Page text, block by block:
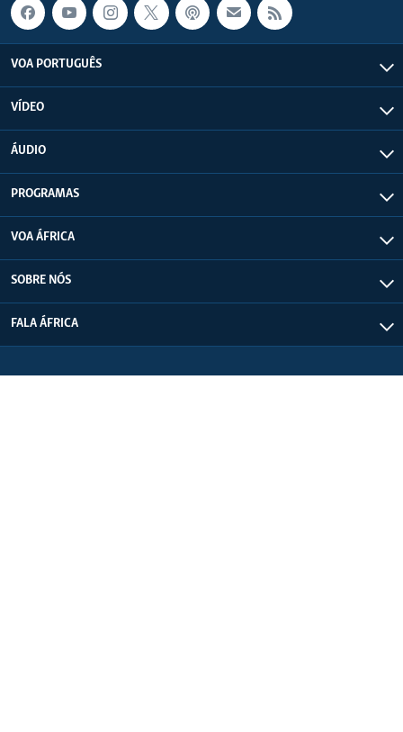
VOA PORTUGUÊS
VÍDEO
ÁUDIO
PROGRAMAS
VOA ÁFRICA
SOBRE NÓS
FALA ÁFRICA